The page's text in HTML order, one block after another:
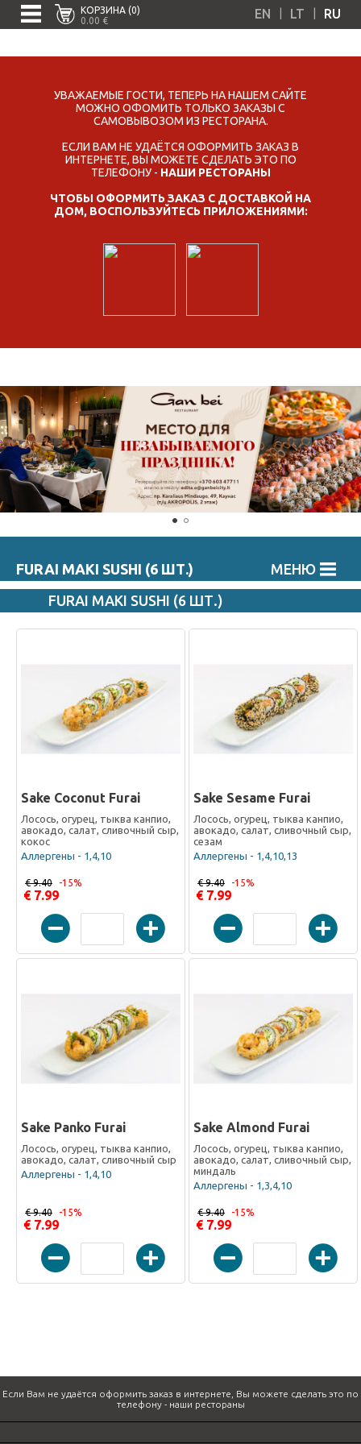
КОРЗИНА (0)
0.00 €
EN LT RU
УВАЖАЕМЫЕ ГОСТИ, ТЕПЕРЬ НА НАШЕМ САЙТЕ
МОЖНО ОФОМИТЬ ТОЛЬКО ЗАКАЗЫ С
САМОВЫВОЗОМ ИЗ РЕСТОРАНА.
ЕСЛИ ВАМ НЕ УДАЁТСЯ ОФОРМИТЬ ЗАКАЗ В
ИНТЕРНЕТЕ, ВЫ МОЖЕТЕ СДЕЛАТЬ ЭТО ПО
ТЕЛЕФОНУ - НАШИ РЕСТОРАНЫ
ЧТОБЫ ОФОРМИТЬ ЗАКАЗ С ДОСТАВКОЙ НА
ДОМ, ВОСПОЛЬЗУЙТЕСЬ ПРИЛОЖЕНИЯМИ:
МЕНЮ
FURAI MAKI SUSHI (6 ШТ.)
FURAI MAKI SUSHI (6 ШТ.)
Sake Coconut Furai
Лосось, огурец, тыква канпио,
авокадо, салат, сливочный сыр,
кокос
Аллергены - 1,4,10
€ 7.99
€ 9.40 -15%
Sake Sesame Furai
Лосось, огурец, тыква канпио,
авокадо, салат, сливочный сыр,
сезам
Аллергены - 1,4,10,13
€ 7.99
€ 9.40 -15%
Sake Panko Furai
Лосось, огурец, тыква канпио,
авокадо, салат, сливочный сыр
Аллергены - 1,4,10
€ 7.99
€ 9.40 -15%
Sake Almond Furai
Лосось, огурец, тыква канпио,
авокадо, салат, сливочный сыр,
миндаль
Аллергены - 1,3,4,10
€ 7.99
€ 9.40 -15%
Если Вам не удаётся оформить заказ в интернете, Вы можете сделать это по
телефону - наши рестораны